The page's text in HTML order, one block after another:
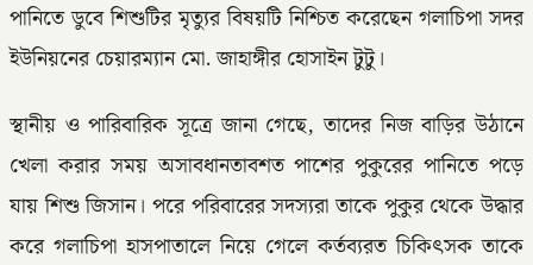
পানিতে ডুবে শিশুটির মৃত্যুর বিষয়টি নিশ্চিত করেছেন গলাচিপা সদর
ইউনিয়নের চেয়ারম্যান মো. জাহাঙ্গীর হোসাইন টুটু।
স্থানীয় ও পারিবারিক সূত্রে জানা গেছে, তাদের নিজ বাড়ির উঠানে
খেলা করার সময় অসাবধানতাবশত পাশের পুকুরের পানিতে পড়ে
যায় শিশু জিসান। পরে পরিবারের সদস্যরা তাকে পুকুর থেকে উদ্ধার
করে গলাচিপা হাসপাতালে নিয়ে গেলে কর্তব্যরত চিকিৎসক তাকে